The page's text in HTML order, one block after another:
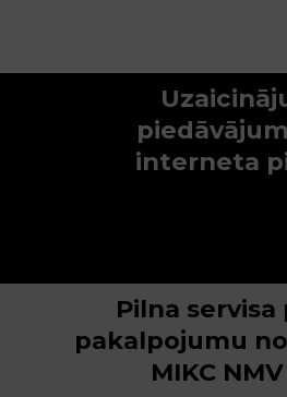
interneta
Pilna
pakalpojumu
MIKC